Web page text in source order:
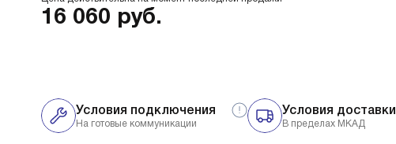
16 060 руб.
Условия доставки
В пределах МКАД
Условия подключения
На готовые коммуникации